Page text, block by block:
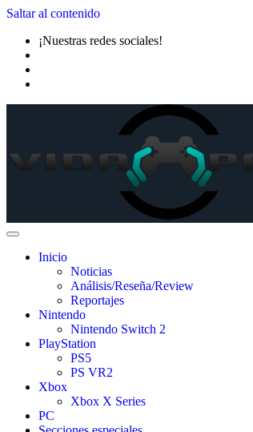
Saltar al contenido
¡Nuestras redes sociales!
Inicio
Noticias
Análisis/Reseña/Review
Reportajes
Nintendo
Nintendo Switch 2
PlayStation
PS5
PS VR2
Xbox
Xbox X Series
PC